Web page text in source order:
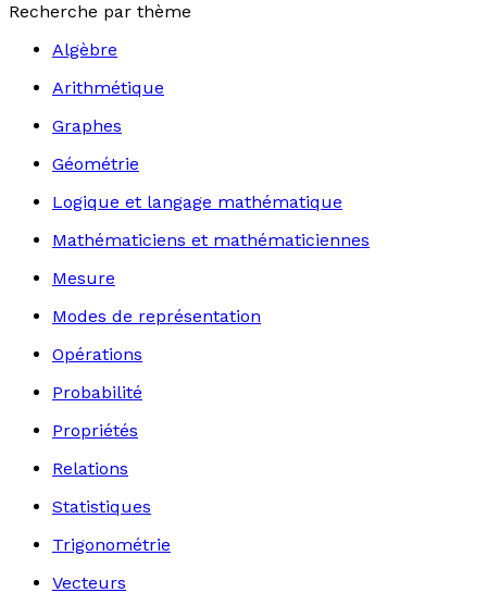
Recherche par thème
Algèbre
Arithmétique
Graphes
Géométrie
Logique et langage mathématique
Mathématiciens et mathématiciennes
Mesure
Modes de représentation
Opérations
Probabilité
Propriétés
Relations
Statistiques
Trigonométrie
Vecteurs